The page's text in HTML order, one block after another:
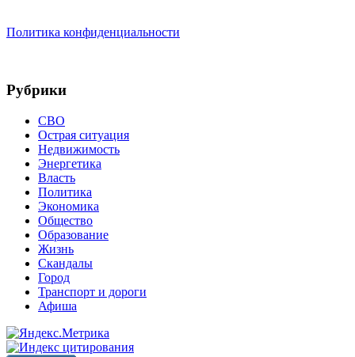
Политика конфиденциальности
Рубрики
СВО
Острая ситуация
Недвижимость
Энергетика
Власть
Политика
Экономика
Общество
Образование
Жизнь
Скандалы
Город
Транспорт и дороги
Афиша